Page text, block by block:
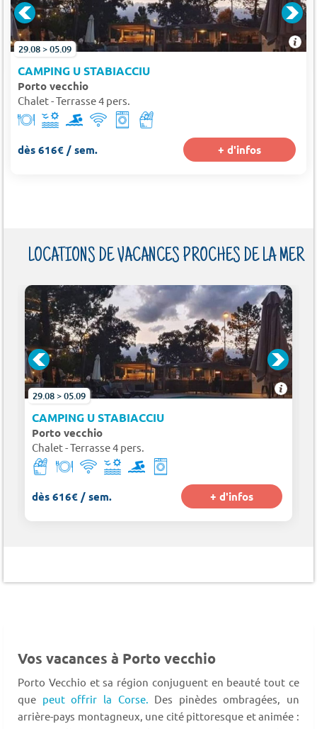
29.08 > 05.09
CAMPING U STABIACCIU
Porto vecchio
Chalet - Terrasse 4 pers.
dès 616€ / sem. + d'infos
LOCATIONS DE VACANCES PROCHES DE LA MER
29.08 > 05.09
CAMPING U STABIACCIU
Porto vecchio
Chalet - Terrasse 4 pers.
dès 616€ / sem. + d'infos
Vos vacances à Porto vecchio
Porto Vecchio et sa région conjuguent en beauté tout ce
que peut offrir la Corse. Des pinèdes ombragées, un
arrière-pays montagneux, une cité pittoresque et animée :